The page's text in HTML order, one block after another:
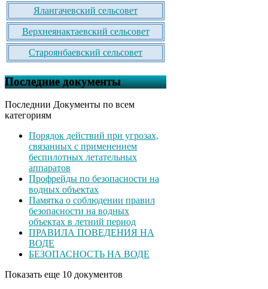
Ялангачевский сельсовет
Верхнеянактаевский сельсовет
Староянбаевский сельсовет
Последние документы
Последнии Документы по всем
категориям
Порядок действий при угрозах,
связанных с применением
беспилотных летательных
аппаратов
Профрейды по безопасности на
водных объектах
Памятка о соблюдении правил
безопасности на водных
объектах в летний период
ПРАВИЛА ПОВЕДЕНИЯ НА
ВОДЕ
БЕЗОПАСНОСТЬ НА ВОДЕ
Показать еще 10 документов